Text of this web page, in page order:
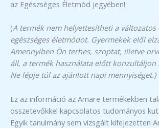
az Egészséges Életmód jegyében!
(A termék nem helyettesítheti a változatos
egészséges életmódot. Gyermekek elől
Amennyiben Ön terhes, szoptat, illetve
áll, a termék használata előtt konzultáljon
Ne lépje túl az ajánlott napi mennyiséget.)
Ez az információ az Amare termékekben
összetevőkkel kapcsolatos tudományos
Egyik tanulmány sem vizsgált kifejezetten